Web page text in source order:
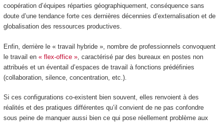
coopération d’équipes réparties géographiquement, conséquence sans
doute d’une tendance forte ces dernières décennies d’externalisation et de
globalisation des ressources productives.
Enfin, derrière le « travail hybride », nombre de professionnels convoquent
le travail en « flex-office », caractérisé par des bureaux en postes non
attribués et un éventail d’espaces de travail à fonctions prédéfinies
(collaboration, silence, concentration, etc.).
Si ces configurations co-existent bien souvent, elles renvoient à des
réalités et des pratiques différentes qu’il convient de ne pas confondre
sous peine de manquer aussi bien ce qui pose réellement problème aux